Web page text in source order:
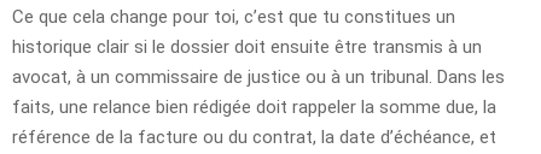
Ce que cela change pour toi, c’est que tu constitues un
historique clair si le dossier doit ensuite être transmis à un
avocat, à un commissaire de justice ou à un tribunal. Dans les
faits, une relance bien rédigée doit rappeler la somme due, la
référence de la facture ou du contrat, la date d’échéance, et